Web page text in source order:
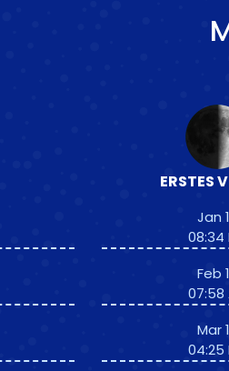
ERSTES
Jan
08:34
Feb
07:58
Mar
04:25